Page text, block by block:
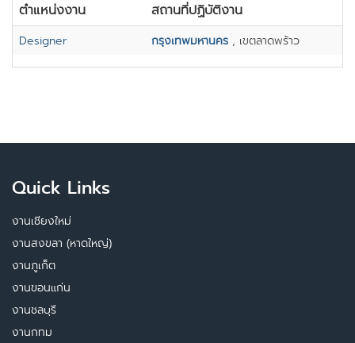
ตำแหน่งงาน สถานที่ปฏิบัติงาน
Designer กรุงเทพมหานคร , เขตลาดพร้าว
Quick Links
งานเชียงใหม่
งานสงขลา (หาดใหญ่)
งานภูเก็ต
งานขอนแก่น
งานชลบุรี
งานกทม